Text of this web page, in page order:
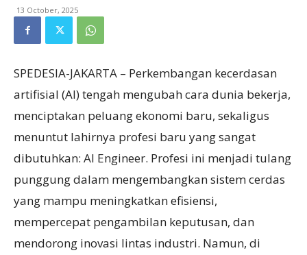
13 October, 2025
SPEDESIA-JAKARTA – Perkembangan kecerdasan
artifisial (AI) tengah mengubah cara dunia bekerja,
menciptakan peluang ekonomi baru, sekaligus
menuntut lahirnya profesi baru yang sangat
dibutuhkan: AI Engineer. Profesi ini menjadi tulang
punggung dalam mengembangkan sistem cerdas
yang mampu meningkatkan efisiensi,
mempercepat pengambilan keputusan, dan
mendorong inovasi lintas industri. Namun, di